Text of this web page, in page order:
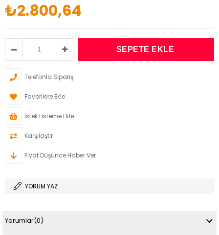
₺2.800,64
Telefonla Sipariş
Favorilere Ekle
İstek Listeme Ekle
Karşılaştır
Fiyat Düşünce Haber Ver
YORUM YAZ
Yorumlar(0)